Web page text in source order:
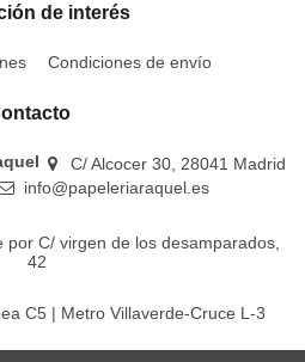
de interés
Condiciones de envío
C/ Alcocer 30, 28041 Madrid
info@papeleriaraquel.es
C/ virgen de los desamparados,
42
C5 | Metro Villaverde-Cruce L-3